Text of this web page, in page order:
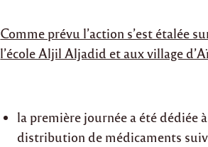
Comme prévu l’action s’est étalée
l’école Aljil Aljadid et aux village
la première journée a été dédiée
distribution de médicaments